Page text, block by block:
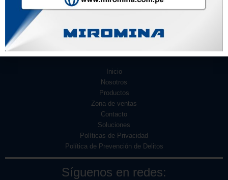
Inicio
Nosotros
Productos
Zona de ventas
Contacto
Soluciones
Políticas de Privacidad
Política de Prevención de Delitos
Síguenos en redes: